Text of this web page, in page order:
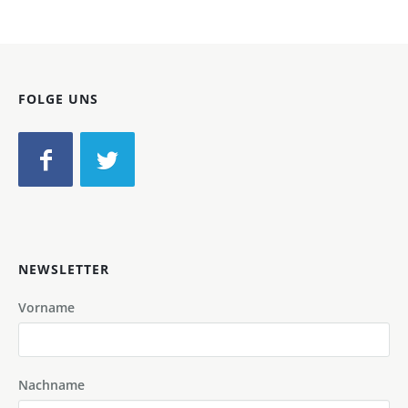
FOLGE UNS
NEWSLETTER
Vorname
Nachname